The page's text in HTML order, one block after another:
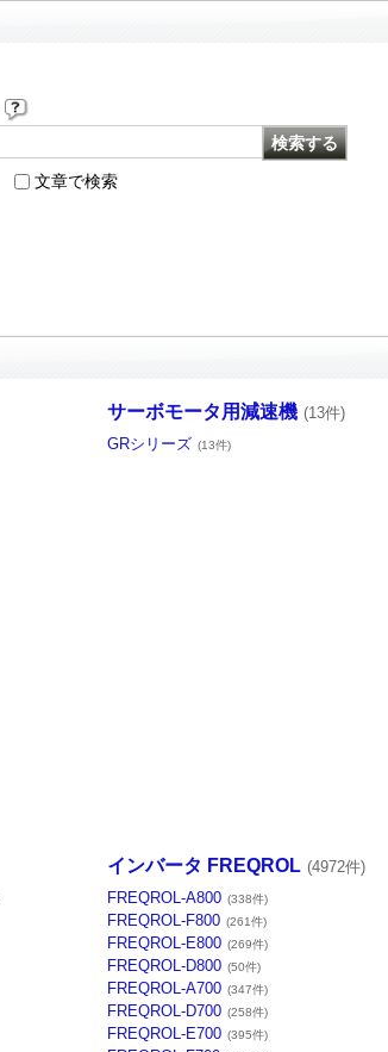
文章で検索
サーボモータ用減速機 (13件)
GRシリーズ (13件)
インバータ FREQROL (4972件)
FREQROL-A800 (338件)
FREQROL-F800 (261件)
FREQROL-E800 (269件)
FREQROL-D800 (50件)
FREQROL-A700 (347件)
FREQROL-D700 (258件)
FREQROL-E700 (395件)